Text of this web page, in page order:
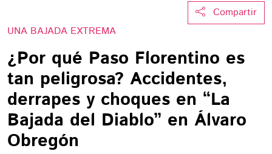
Compartir
UNA BAJADA EXTREMA
¿Por qué Paso Florentino es
tan peligrosa? Accidentes,
derrapes y choques en “La
Bajada del Diablo” en Álvaro
Obregón